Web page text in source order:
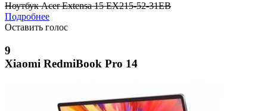
Ноутбук Acer Extensa 15 EX215-52-31EB
Подробнее
Оставить голос
9
Xiaomi RedmiBook Pro 14